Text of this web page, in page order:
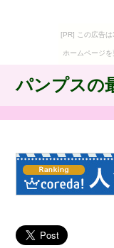
[PR] この広告は
ホームページ
パンプスの